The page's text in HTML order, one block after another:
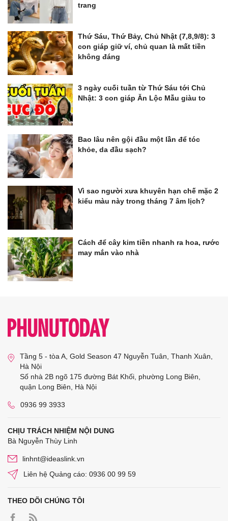
trang
Thứ Sáu, Thứ Bảy, Chủ Nhật (7,8,9/8): 3
con giáp giữ ví, chủ quan là mất tiền
không đáng
3 ngày cuối tuần từ Thứ Sáu tới Chủ
Nhật: 3 con giáp Ăn Lộc Mẫu giàu to
Bao lâu nên gội đầu một lần để tóc
khỏe, da đầu sạch?
Vì sao người xưa khuyên hạn chế mặc 2
kiểu màu này trong tháng 7 âm lịch?
Cách để cây kim tiền nhanh ra hoa, rước
may mắn vào nhà
Tầng 5 - tòa A, Gold Season 47 Nguyễn Tuân, Thanh Xuân,
Hà Nội
Số nhà 2B ngõ 175 đường Bát Khối, phường Long Biên,
quận Long Biên, Hà Nội
0936 99 3933
CHỊU TRÁCH NHIỆM NỘI DUNG
Bà Nguyễn Thùy Linh
linhnt@ideaslink.vn
Liên hệ Quảng cáo: 0936 00 99 59
THEO DÕI CHÚNG TÔI